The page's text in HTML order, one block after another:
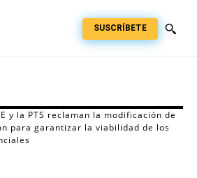
SUSCRÍBETE
y la PTS reclaman la modificación de
para garantizar la viabilidad de los